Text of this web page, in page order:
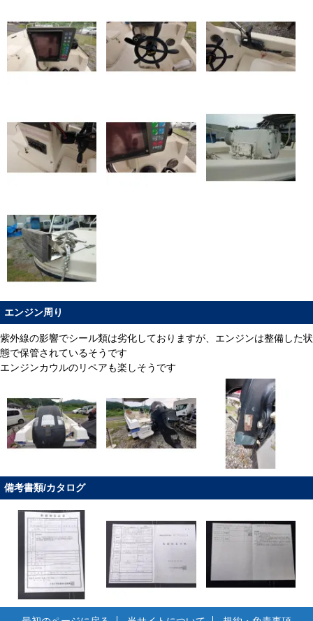
エンジン周り
紫外線の影響でシール類は劣化しておりますが、エンジンは整備した状
態で保管されているそうです
エンジンカウルのリペアも楽しそうです
備考書類/カタログ